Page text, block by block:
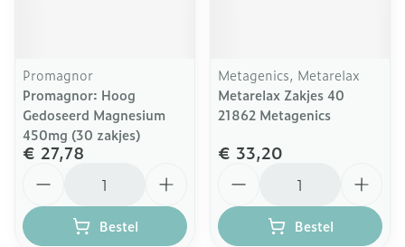
Promagnor
Promagnor: Hoog
Gedoseerd Magnesium
450mg (30 zakjes)
€ 27,78
Bestel
Metagenics, Metarelax
Metarelax Zakjes 40
21862 Metagenics
€ 33,20
Bestel